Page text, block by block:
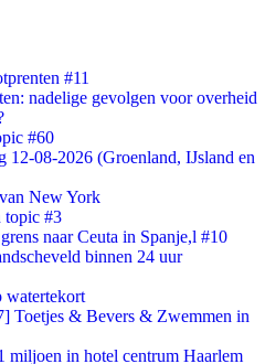
#11
nadelige gevolgen voor overheid
#60
12-08-2026 (Groenland, IJsland en
New York
topic #3
naar Ceuta in Spanje,l #10
binnen 24 uur
watertekort
Toetjes & Bevers & Zwemmen in
miljoen in hotel centrum Haarlem